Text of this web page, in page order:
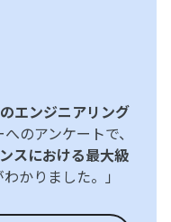
エンジニアリング
のアンケートで、
スにおける最大級
かりました。」